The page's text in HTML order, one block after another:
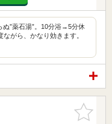
”薬石湯”。10分浴→5分休
がら、かなり効きます。
お気に入
りに追加